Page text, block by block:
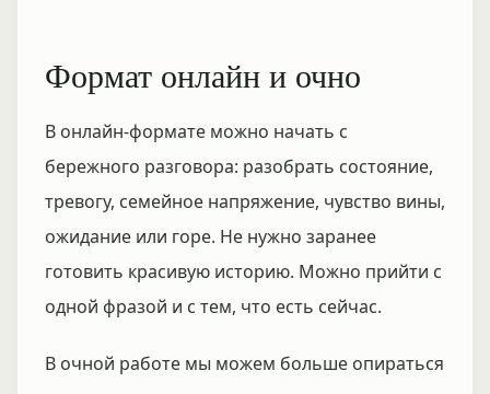
Формат онлайн и очно
В онлайн-формате можно начать с
бережного разговора: разобрать состояние,
тревогу, семейное напряжение, чувство вины,
ожидание или горе. Не нужно заранее
готовить красивую историю. Можно прийти с
одной фразой и с тем, что есть сейчас.
В очной работе мы можем больше опираться